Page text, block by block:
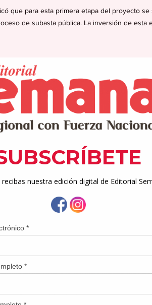
que para esta primera etapa del proyecto
de subasta pública. La inversión de esta
Nieves Serrano, anunció el inicio
en el barrio La Mula, con la
obra.
identificar y anunciar hace unos
hoy podemos comunicar un
con nuestro pueblo de tan importante
Charca ya fue adjudicado. Cada
todos los aguasbonenses”, expresó
fue seleccionada mediante el
es de $466,034.00. Esta fase
darán paso a la construcción de un
a la comunidad ante los
de familias que quedan incomunicadas.
que los aguasboneses han
seguimos accionando para transformar
agregó la alcaldesa.